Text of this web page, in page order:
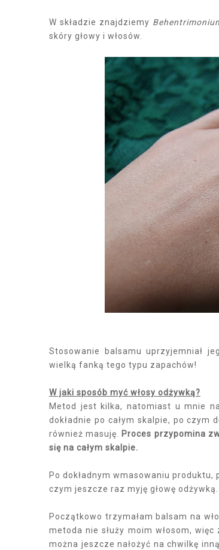
W składzie znajdziemy
skóry głowy i włosów.
Stosowanie balsamu uprzyjemniał
wielką fanką tego typu zapachów!
W jaki sposób myć włosy odżywką?
Metod jest kilka, natomiast u mnie
dokładnie po całym skalpie, po czym
również masuję. Proces przypomina
się na całym skalpie.
Po dokładnym wmasowaniu produktu,
czym jeszcze raz myję głowę odżywką.
Początkowo trzymałam balsam na
metoda nie służy moim włosom,
można jeszcze nałożyć na chwilkę